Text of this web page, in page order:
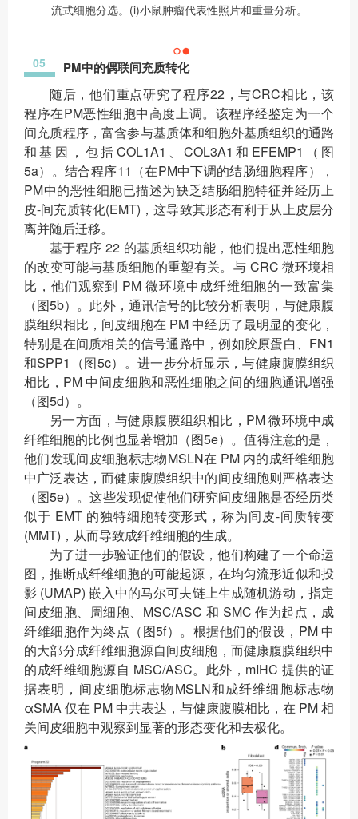
流式细胞分选。(i)小鼠肿瘤代表性照片和重量分析。
05 PM中的偶联间充质转化
随后，他们重点研究了程序22，与CRC相比，该
程序在PM恶性细胞中高度上调。该程序经鉴定为一个
间充质程序，富含参与基质体和细胞外基质组织的通路
和基因，包括COL1A1、COL3A1和EFEMP1（图
5a）。结合程序11（在PM中下调的结肠细胞程序），
PM中的恶性细胞已描述为缺乏结肠细胞特征并经历上
皮-间充质转化(EMT)，这导致其形态有利于从上皮层分
离并随后迁移。
基于程序 22 的基质组织功能，他们提出恶性细胞
的改变可能与基质细胞的重塑有关。与 CRC 微环境相
比，他们观察到 PM 微环境中成纤维细胞的一致富集
（图5b）。此外，通讯信号的比较分析表明，与健康腹
膜组织相比，间皮细胞在 PM 中经历了最明显的变化，
特别是在间质相关的信号通路中，例如胶原蛋白、FN1
和SPP1（图5c）。进一步分析显示，与健康腹膜组织
相比，PM 中间皮细胞和恶性细胞之间的细胞通讯增强
（图5d）。
另一方面，与健康腹膜组织相比，PM 微环境中成
纤维细胞的比例也显著增加（图5e）。值得注意的是，
他们发现间皮细胞标志物MSLN在 PM 内的成纤维细胞
中广泛表达，而健康腹膜组织中的间皮细胞则严格表达
（图5e）。这些发现促使他们研究间皮细胞是否经历类
似于 EMT 的独特细胞转变形式，称为间皮-间质转变
(MMT)，从而导致成纤维细胞的生成。
为了进一步验证他们的假设，他们构建了一个命运
图，推断成纤维细胞的可能起源，在均匀流形近似和投
影 (UMAP) 嵌入中的马尔可夫链上生成随机游动，指定
间皮细胞、周细胞、MSC/ASC 和 SMC 作为起点，成
纤维细胞作为终点（图5f）。根据他们的假设，PM 中
的大部分成纤维细胞源自间皮细胞，而健康腹膜组织中
的成纤维细胞源自 MSC/ASC。此外，mIHC 提供的证
据表明，间皮细胞标志物MSLN和成纤维细胞标志物
αSMA 仅在 PM 中共表达，与健康腹膜相比，在 PM 相
关间皮细胞中观察到显著的形态变化和去极化。